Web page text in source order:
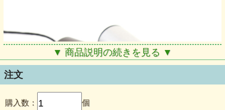
▼ 商品説明の続きを見る ▼
注文
購入数： 個